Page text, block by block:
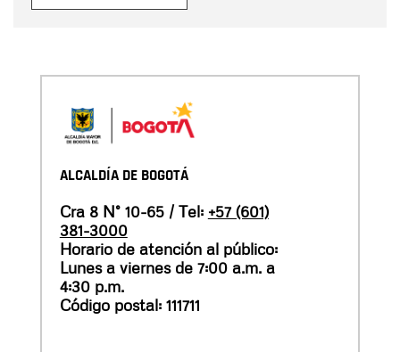
ALCALDÍA DE BOGOTÁ
Cra 8 N° 10-65 / Tel: +57 (601)
381-3000
Horario de atención al público:
Lunes a viernes de 7:00 a.m. a
4:30 p.m.
Código postal: 111711